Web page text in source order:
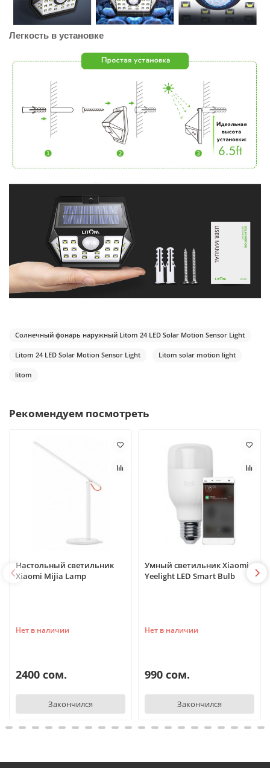
Легкость в установке
Солнечный фонарь наружный Litom 24 LED Solar Motion Sensor Light
Litom 24 LED Solar Motion Sensor Light Litom solar motion light
litom
Рекомендуем посмотреть
Настольный светильник
Xiaomi Mijia Lamp
Нет в наличии
2400 сом.
Закончился
Умный светильник Xiaomi
Yeelight LED Smart Bulb
Нет в наличии
990 сом.
Закончился